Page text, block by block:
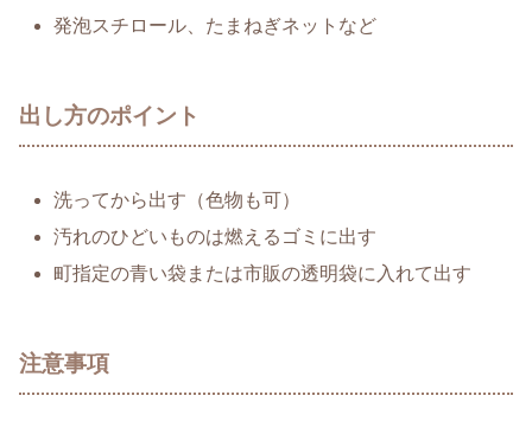
発泡スチロール、たまねぎネットなど
出し方のポイント
洗ってから出す（色物も可）
汚れのひどいものは燃えるゴミに出す
町指定の青い袋または市販の透明袋に入れて出す
注意事項